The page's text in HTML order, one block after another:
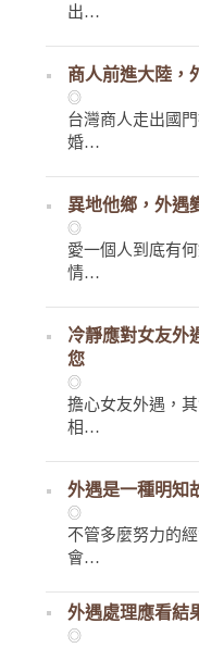
出…
商人前進大陸，
◎
台灣商人走出國
婚…
異地他鄉，外遇
◎
愛一個人到底有
情…
冷靜應對女友外
您
◎
擔心女友外遇，
相…
外遇是一種明知
◎
不管多麼努力的
會…
外遇處理應看結
◎